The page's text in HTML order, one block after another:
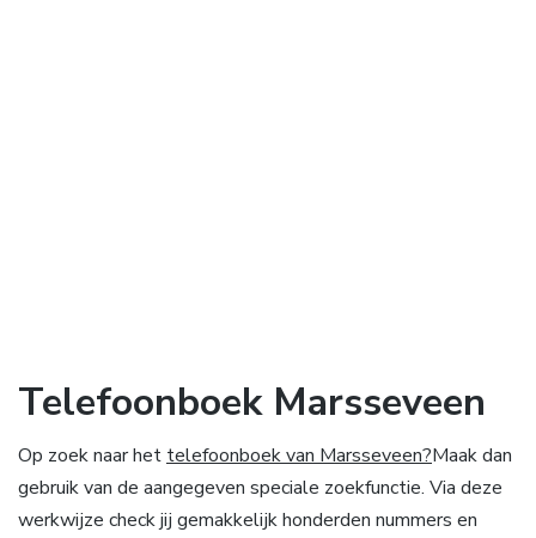
Telefoonboek Marsseveen
Op zoek naar het telefoonboek van Marsseveen?Maak dan
gebruik van de aangegeven speciale zoekfunctie. Via deze
werkwijze check jij gemakkelijk honderden nummers en